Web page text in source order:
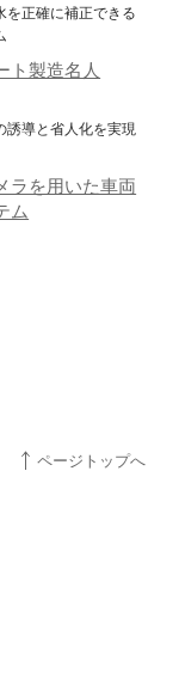
を正確に補正できる
ト製造名人
誘導と省人化を実現
ラを用いた車両
ム
ページトップへ